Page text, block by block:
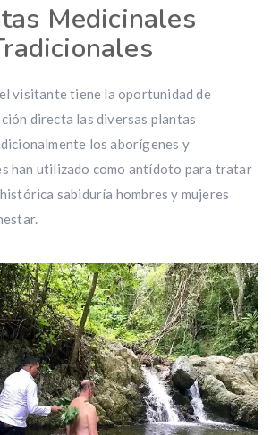
Medicinales
visitante tiene la oportunidad de
directa las diversas plantas
los aborígenes y
han utilizado como antídoto para tratar
sabiduría hombres y mujeres